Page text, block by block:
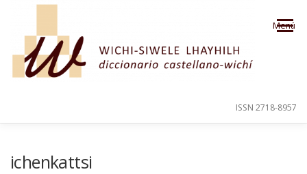
Saltar al contenido
Menú
ISSN 2718-8957
ichenkattsi